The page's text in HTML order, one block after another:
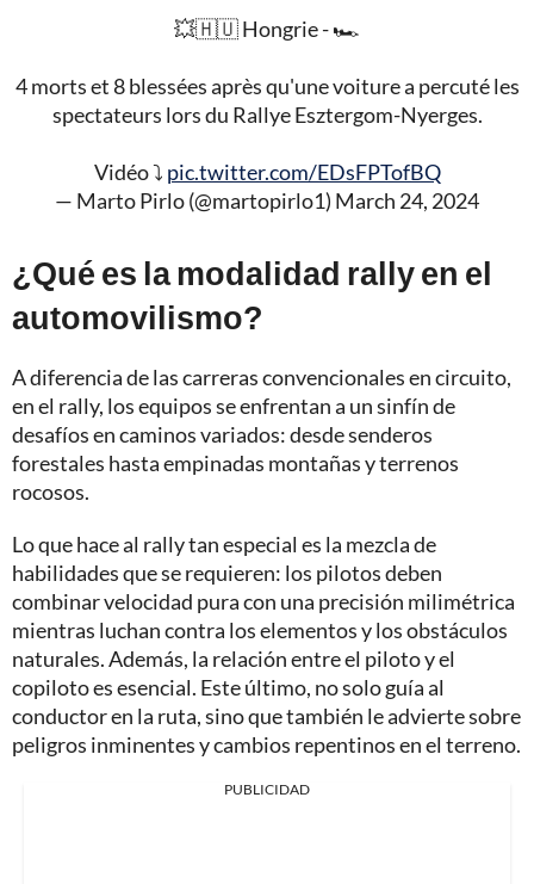
💥🇭🇺 Hongrie - 🏎️
4 morts et 8 blessées après qu'une voiture a percuté les
spectateurs lors du Rallye Esztergom-Nyerges.
Vidéo ⤵️ pic.twitter.com/EDsFPTofBQ
— Marto Pirlo (@martopirlo1) March 24, 2024
¿Qué es la modalidad rally en el
automovilismo?
A diferencia de las carreras convencionales en circuito,
en el rally, los equipos se enfrentan a un sinfín de
desafíos en caminos variados: desde senderos
forestales hasta empinadas montañas y terrenos
rocosos.
Lo que hace al rally tan especial es la mezcla de
habilidades que se requieren: los pilotos deben
combinar velocidad pura con una precisión milimétrica
mientras luchan contra los elementos y los obstáculos
naturales. Además, la relación entre el piloto y el
copiloto es esencial. Este último, no solo guía al
conductor en la ruta, sino que también le advierte sobre
peligros inminentes y cambios repentinos en el terreno.
PUBLICIDAD